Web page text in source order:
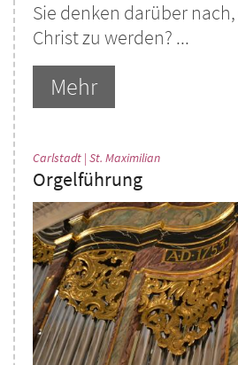
Sie denken darüber
Christ zu werden? ...
Mehr
Carlstadt | St. Maximilian:
Orgelführung